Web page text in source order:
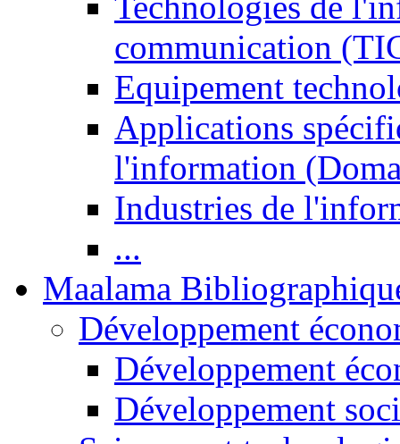
communication
Equipement
Applications
l'information
Industries de
...
Maalama
Développement
Développement
Développement